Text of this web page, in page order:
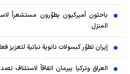
باحثون أميركيون يطوّرون مستشعراً
المنزل
إيران تطوّر كبسولات نانوية نباتية لتعزيز
العراق وتركيا يبرمان اتفاقاً لاستئناف